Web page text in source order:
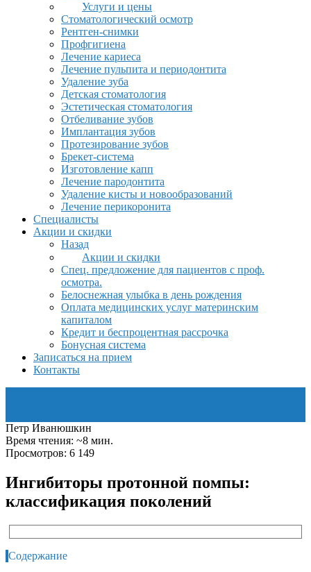
Услуги и цены
Стоматологический осмотр
Рентген-снимки
Профгигиена
Лечение кариеса
Лечение пульпита и периодонтита
Удаление зуба
Детская стоматология
Эстетическая стоматология
Отбеливание зубов
Имплантация зубов
Протезирование зубов
Брекет-система
Изготовление капп
Лечение пародонтита
Удаление кисты и новообразований
Лечение перикоронита
Специалисты
Акции и скидки
Назад
Акции и скидки
Спец. предложение для пациентов с проф.
осмотра.
Белоснежная улыбка в день рождения
Оплата медицинских услуг материнским
капиталом
Кредит и беспроцентная рассрочка
Бонусная система
Записаться на прием
Контакты
Петр Иванюшкин
Время чтения: ~8 мин.
Просмотров: 6 149
Ингибиторы протонной помпы:
классификация поколений
Содержание